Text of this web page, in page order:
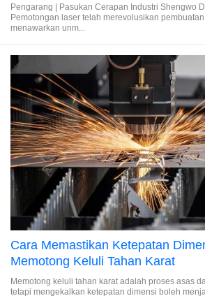
Pengarang | Pasukan Cerapan Industri Shengwo
Pemotongan laser telah merevolusikan
menawarkan unm...
Cara Memastikan Ketepatan
Memotong Keluli Tahan Karat
Memotong keluli tahan karat adalah proses asas
tetapi mengekalkan ketepatan dimensi boleh